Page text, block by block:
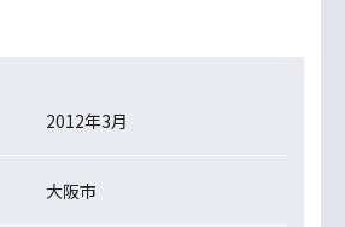
2012年3月
大阪市